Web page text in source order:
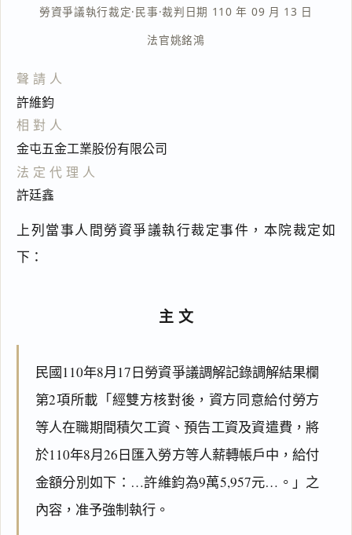
勞資爭議執行裁定·民事·裁判日期 110 年 09 月 13 日
法官姚銘鴻
聲請人
許維鈞
相對人
金屯五金工業股份有限公司
法定代理人
許廷鑫
上列當事人間勞資爭議執行裁定事件，本院裁定如
下：
主文
民國110年8月17日勞資爭議調解記錄調解結果欄
第2項所載「經雙方核對後，資方同意給付勞方
等人在職期間積欠工資、預告工資及資遣費，將
於110年8月26日匯入勞方等人薪轉帳戶中，給付
金額分別如下：…許維鈞為9萬5,957元…。」之
內容，准予強制執行。